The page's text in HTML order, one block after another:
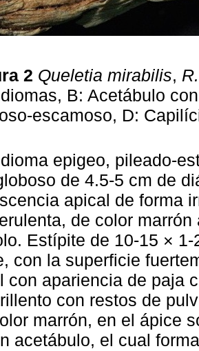
2 Queletia mirabilis,
B: Acetábulo
escamoso, D:
epigeo, pileado-
de 4.5-5 cm de
apical de forma
de color
Estípite de 10-15 ×
con la superficie
con apariencia de paja
con restos de
marrón, en el ápice
acetábulo, el cual